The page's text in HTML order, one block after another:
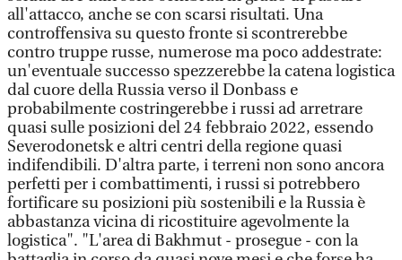
all'attacco, anche se con scarsi risultati. Una
controffensiva su questo fronte si scontrerebbe
contro truppe russe, numerose ma poco addestrate:
un'eventuale successo spezzerebbe la catena logistica
dal cuore della Russia verso il Donbass e
probabilmente costringerebbe i russi ad arretrare
quasi sulle posizioni del 24 febbraio 2022, essendo
Severodonetsk e altri centri della regione quasi
indifendibili. D'altra parte, i terreni non sono ancora
perfetti per i combattimenti, i russi si potrebbero
fortificare su posizioni più sostenibili e la Russia è
abbastanza vicina di ricostituire agevolmente la
logistica". "L'area di Bakhmut - prosegue - con la